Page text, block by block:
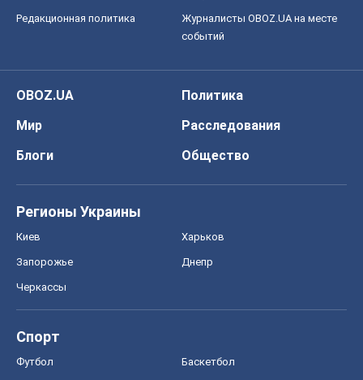
Редакционная политика
Журналисты OBOZ.UA на месте
событий
OBOZ.UA
Политика
Мир
Расследования
Блоги
Общество
Регионы Украины
Киев Харьков
Запорожье Днепр
Черкассы
Спорт
Футбол Баскетбол